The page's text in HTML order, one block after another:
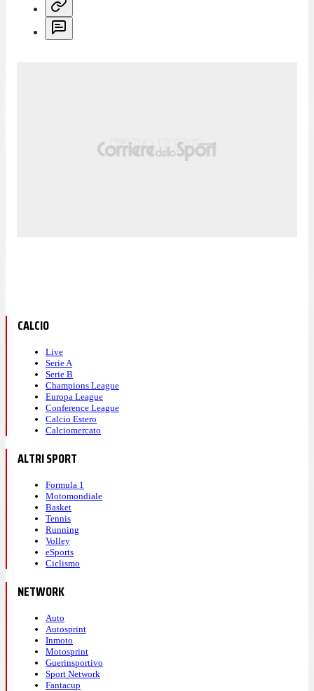
CALCIO
Live
Serie A
Serie B
Champions League
Europa League
Conference League
Calcio Estero
Calciomercato
ALTRI SPORT
Formula 1
Motomondiale
Basket
Tennis
Running
Volley
eSports
Ciclismo
NETWORK
Auto
Autosprint
Inmoto
Motosprint
Guerinsportivo
Sport Network
Fantacup